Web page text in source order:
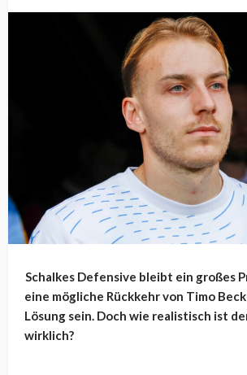
Schalkes Defensive bleibt ein großes
eine mögliche Rückkehr von Timo
Lösung sein. Doch wie realistisch ist
wirklich?